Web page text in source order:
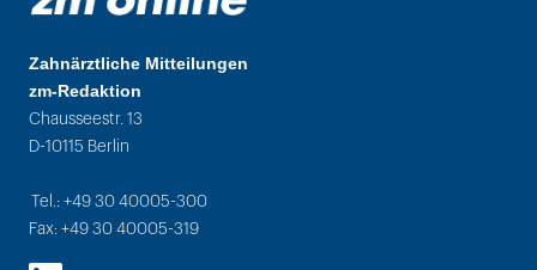
Zahnärztliche Mitteilungen
zm-Redaktion
Chausseestr. 13
D-10115 Berlin
Tel.: +49 30 40005-300
Fax: +49 30 40005-319